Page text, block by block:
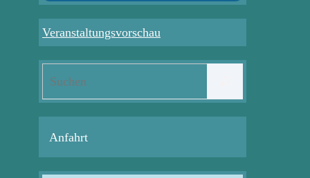
Veranstaltungsvorschau
Anfahrt